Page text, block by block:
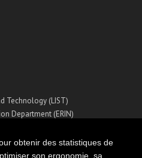
obtenir des statistiques de
son ergonomie, sa
Technology (LIST)
Department (ERIN)